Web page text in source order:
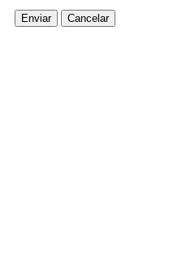
Enviar Cancelar